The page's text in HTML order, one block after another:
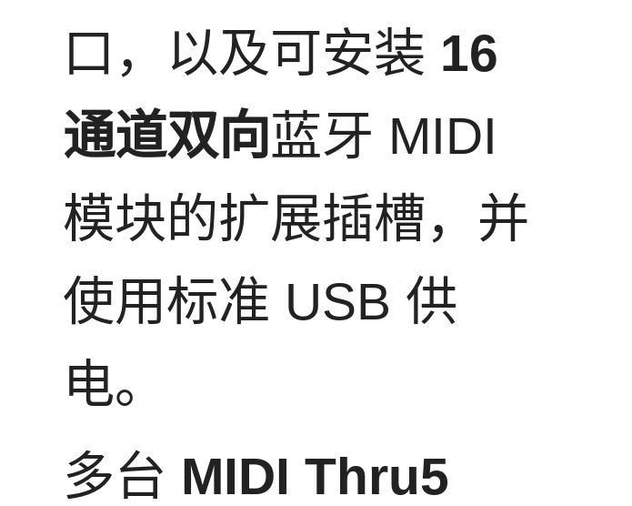
口，以及可安装 16
通道双向蓝牙 MIDI
模块的扩展插槽，并
使用标准 USB 供
电。
多台 MIDI Thru5